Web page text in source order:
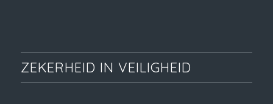
ZEKERHEID IN VEILIGHEID